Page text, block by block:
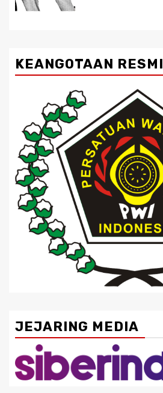
KEANGOTAAN RESMI
JEJARING MEDIA